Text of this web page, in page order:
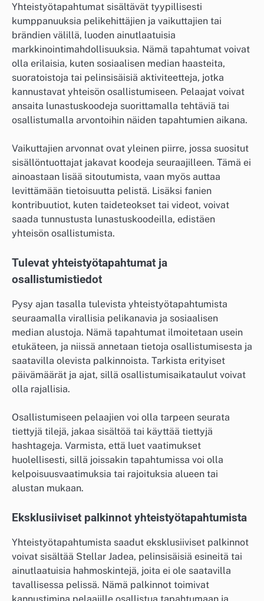
Yhteistyötapahtumat sisältävät tyypillisesti
kumppanuuksia pelikehittäjien ja vaikuttajien tai
brändien välillä, luoden ainutlaatuisia
markkinointimahdollisuuksia. Nämä tapahtumat voivat
olla erilaisia, kuten sosiaalisen median haasteita,
suoratoistoja tai pelinsisäisiä aktiviteetteja, jotka
kannustavat yhteisön osallistumiseen. Pelaajat voivat
ansaita lunastuskoodeja suorittamalla tehtäviä tai
osallistumalla arvontoihin näiden tapahtumien aikana.
Vaikuttajien arvonnat ovat yleinen piirre, jossa suositut
sisällöntuottajat jakavat koodeja seuraajilleen. Tämä ei
ainoastaan lisää sitoutumista, vaan myös auttaa
levittämään tietoisuutta pelistä. Lisäksi fanien
kontribuutiot, kuten taideteokset tai videot, voivat
saada tunnustusta lunastuskoodeilla, edistäen
yhteisön osallistumista.
Tulevat yhteistyötapahtumat ja
osallistumistiedot
Pysy ajan tasalla tulevista yhteistyötapahtumista
seuraamalla virallisia pelikanavia ja sosiaalisen
median alustoja. Nämä tapahtumat ilmoitetaan usein
etukäteen, ja niissä annetaan tietoja osallistumisesta ja
saatavilla olevista palkinnoista. Tarkista erityiset
päivämäärät ja ajat, sillä osallistumisaikataulut voivat
olla rajallisia.
Osallistumiseen pelaajien voi olla tarpeen seurata
tiettyjä tilejä, jakaa sisältöä tai käyttää tiettyjä
hashtageja. Varmista, että luet vaatimukset
huolellisesti, sillä joissakin tapahtumissa voi olla
kelpoisuusvaatimuksia tai rajoituksia alueen tai
alustan mukaan.
Eksklusiiviset palkinnot yhteistyötapahtumista
Yhteistyötapahtumista saadut eksklusiiviset palkinnot
voivat sisältää Stellar Jadea, pelinsisäisiä esineitä tai
ainutlaatuisia hahmoskintejä, joita ei ole saatavilla
tavallisessa pelissä. Nämä palkinnot toimivat